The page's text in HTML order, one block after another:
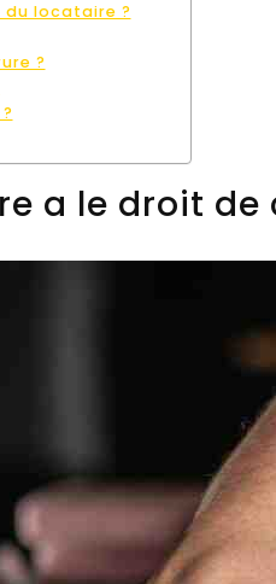
du locataire ?
?
a le droit de